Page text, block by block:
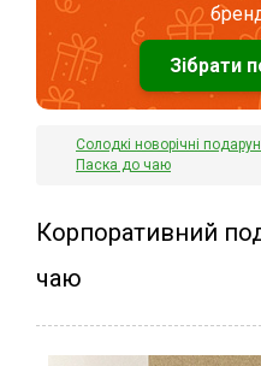
Зібрати
Солодкі новорічні
Паска до чаю
Корпоративний
чаю